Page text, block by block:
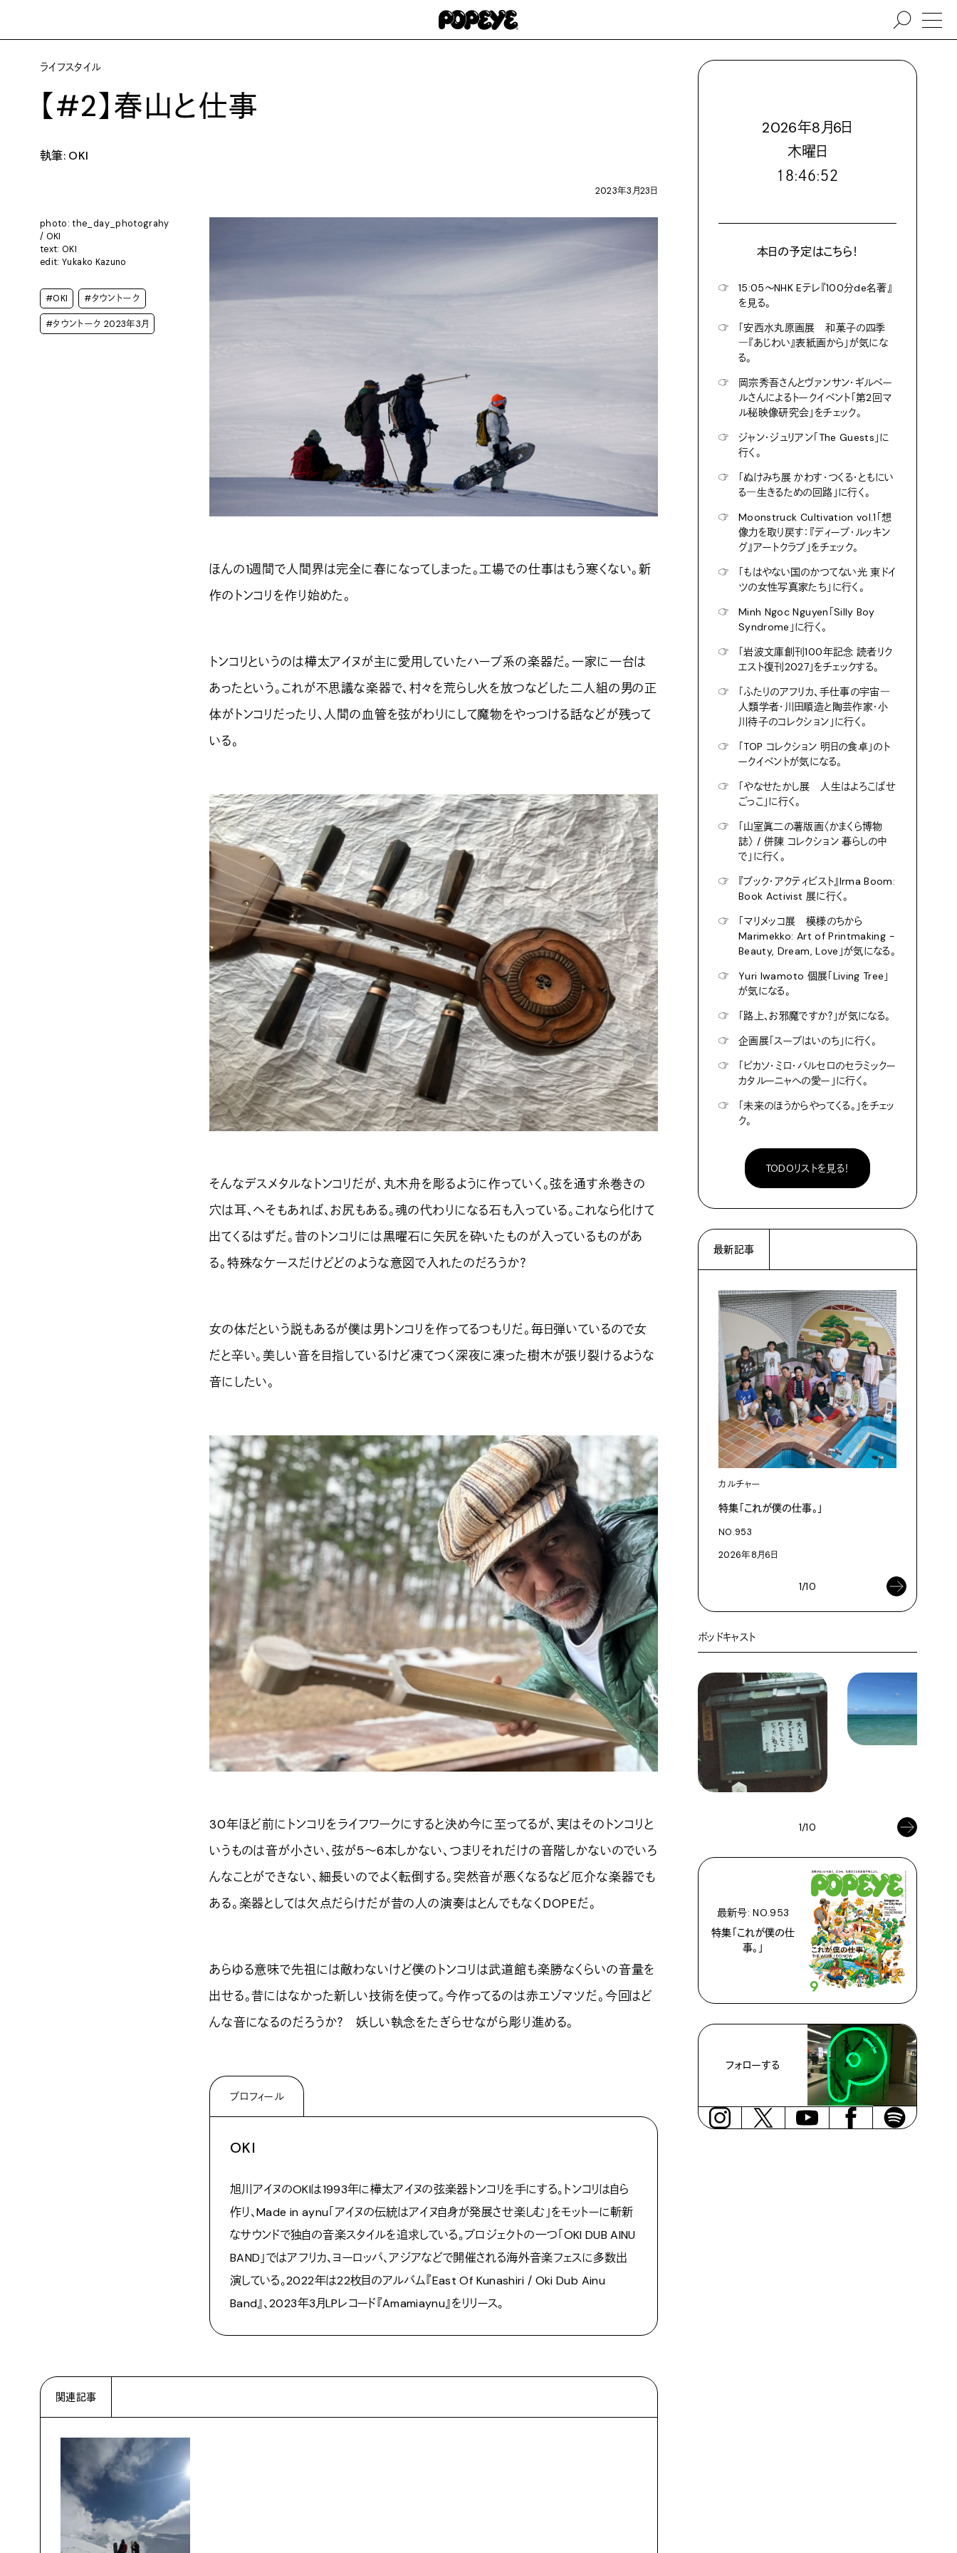
ライフスタイル
【#2】春山と仕事
執筆: OKI
2023年3月23日
photo: the_day_photograhy
/ OKI
text: OKI
edit: Yukako Kazuno
#OKI #タウントーク
#タウントーク 2023年3月
ほんの1週間で人間界は完全に春になってしまった。工場での仕事はもう寒くない。新
作のトンコリを作り始めた。
トンコリというのは樺太アイヌが主に愛用していたハープ系の楽器だ。一家に一台は
あったという。これが不思議な楽器で、村々を荒らし火を放つなどした二人組の男の正
体がトンコリだったり、人間の血管を弦がわりにして魔物をやっつける話などが残って
いる。
そんなデスメタルなトンコリだが、丸木舟を彫るように作っていく。弦を通す糸巻きの
穴は耳、へそもあれば、お尻もある。魂の代わりになる石も入っている。これなら化けて
出てくるはずだ。昔のトンコリには黒曜石に矢尻を砕いたものが入っているものがあ
る。特殊なケースだけどどのような意図で入れたのだろうか？
女の体だという説もあるが僕は男トンコリを作ってるつもりだ。毎日弾いているので女
だと辛い。美しい音を目指しているけど凍てつく深夜に凍った樹木が張り裂けるような
音にしたい。
30年ほど前にトンコリをライフワークにすると決め今に至ってるが、実はそのトンコリと
いうものは音が小さい、弦が5〜6本しかない、つまりそれだけの音階しかないのでいろ
んなことができない、細長いのでよく転倒する。突然音が悪くなるなど厄介な楽器でも
ある。楽器としては欠点だらけだが昔の人の演奏はとんでもなくDOPEだ。
あらゆる意味で先祖には敵わないけど僕のトンコリは武道館も楽勝なくらいの音量を
出せる。昔にはなかった新しい技術を使って。今作ってるのは赤エゾマツだ。今回はど
んな音になるのだろうか？ 妖しい執念をたぎらせながら彫り進める。
プロフィール
OKI
旭川アイヌのOKIは1993年に樺太アイヌの弦楽器トンコリを手にする。トンコリは自ら
作り、Made in aynu「アイヌの伝統はアイヌ自身が発展させ楽しむ」をモットーに斬新
なサウンドで独自の音楽スタイルを追求している。プロジェクトの一つ「OKI DUB AINU
BAND」ではアフリカ、ヨーロッパ、アジアなどで開催される海外音楽フェスに多数出
演している。2022年は22枚目のアルバム『East Of Kunashiri / Oki Dub Ainu
Band』、2023年3月LPレコード『Amamiaynu』をリリース。
関連記事
2026年8月6日
木曜日
１８:４６:５４
本日の予定はこちら！
☞
15:05〜NHK Eテレ『100分de名著』
を見る。
☞
「安西水丸原画展 和菓子の四季
―『あじわい』表紙画から」が気にな
る。
☞
岡宗秀吾さんとヴァンサン・ギルベー
ルさんによるトークイベント「第2回マ
ル秘映像研究会」をチェック。
☞
ジャン・ジュリアン「The Guests」に
行く。
☞
「ぬけみち展 かわす・つくる・ともにい
る―生きるための回路」に行く。
☞
Moonstruck Cultivation vol.1「想
像力を取り戻す：『ディープ・ルッキン
グ』アートクラブ」をチェック。
☞
「もはやない国のかつてない光 東ドイ
ツの女性写真家たち」に行く。
☞
Minh Ngoc Nguyen「Silly Boy
Syndrome」に行く。
☞
「岩波文庫創刊100年記念 読者リク
エスト復刊2027」をチェックする。
☞
「ふたりのアフリカ、手仕事の宇宙―
人類学者・川田順造と陶芸作家・小
川待子のコレクション」に行く。
☞
「TOP コレクション 明日の食卓」のト
ークイベントが気になる。
☞
「やなせたかし展 人生はよろこばせ
ごっこ」に行く。
☞
「山室眞二の薯版画〈かまくら博物
誌〉 / 併陳 コレクション 暮らしの中
で」に行く。
☞
『ブック・アクティビスト』Irma Boom:
Book Activist 展に行く。
☞
「マリメッコ展 模様のちから
Marimekko: Art of Printmaking -
Beauty, Dream, Love」が気になる。
☞
Yuri Iwamoto 個展「Living Tree」
が気になる。
☞
「路上、お邪魔ですか？」が気になる。
☞
企画展「スープはいのち」に行く。
☞
「ピカソ・ミロ・バルセロのセラミックー
カタルーニャへの愛ー」に行く。
☞
「未来のほうからやってくる。」をチェッ
ク。
TODOリストを見る！
最新記事
カルチャー
特集「これが僕の仕事。」
NO.953
2026年8月6日
1/10
ポッドキャスト
1/10
最新号: NO.953
特集「これが僕の仕
事。」
フォローする